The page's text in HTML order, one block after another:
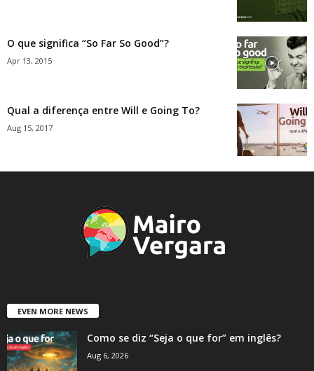
O que significa “So Far So Good”?
Apr 13, 2015
Qual a diferença entre Will e Going To?
Aug 15, 2017
EVEN MORE NEWS
Como se diz “Seja o que for” em inglês?
Aug 6, 2026